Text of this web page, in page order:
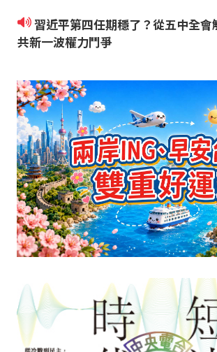
習近平第四任期穩了？從五中全會解析中
共新一波權力鬥爭